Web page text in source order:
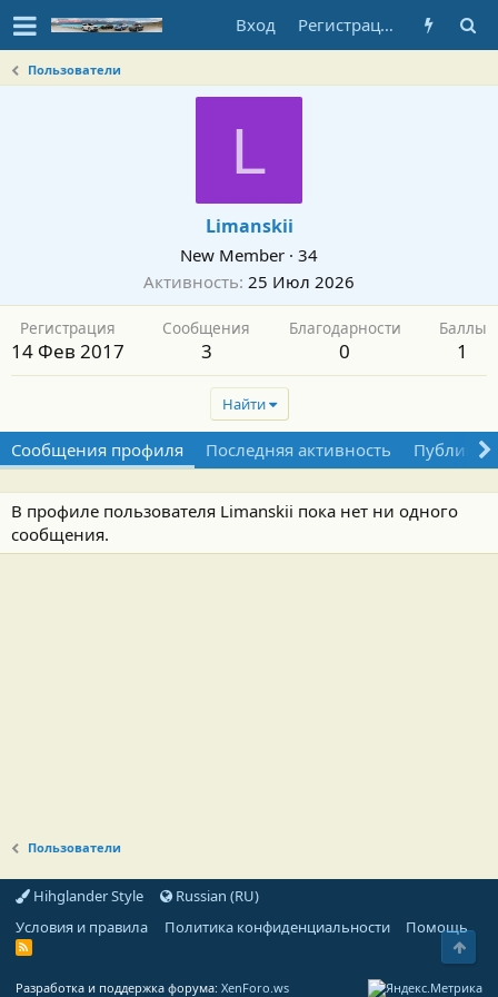
Вход Регистрация
Пользователи
L
Limanskii
New Member · 34
Активность 25 Июл 2026
Регистрация
14 Фев 2017
Сообщения
3
Благодарности
0
Баллы
1
Найти
Сообщения профиля Последняя активность
В профиле пользователя Limanskii пока нет ни одного
сообщения.
Пользователи
Hihglander Style
Russian (RU)
Условия и правила
Политика конфиденциальности Помощь
R
Разработка и поддержка форума: XenForo.ws